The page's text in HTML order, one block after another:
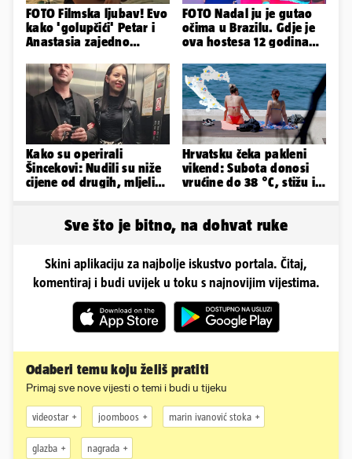
FOTO Filmska ljubav! Evo
kako 'golupčići' Petar i
Anastasia zajedno
FOTO Nadal ju je gutao
očima u Brazilu. Gdje je
ova hostesa 12 godina
Kako su operirali
Šincekovi: Nudili su niže
cijene od drugih, mljeli
Hrvatsku čeka pakleni
vikend: Subota donosi
vrućine do 38 °C, stižu i
Sve što je bitno, na dohvat ruke
Skini aplikaciju za najbolje iskustvo portala. Čitaj,
komentiraj i budi uvijek u toku s najnovijim vijestima.
Odaberi temu koju želiš pratiti
Primaj sve nove vijesti o temi i budi u tijeku
videostar joomboos marin ivanović stoka
glazba nagrada